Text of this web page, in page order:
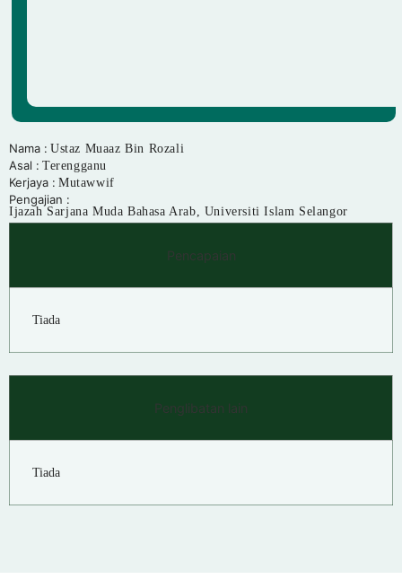
Nama : Ustaz Muaaz Bin Rozali
Asal : Terengganu
Kerjaya : Mutawwif
Pengajian :
Ijazah Sarjana Muda Bahasa Arab, Universiti Islam Selangor
Pencapaian
Tiada
Penglibatan lain
Tiada